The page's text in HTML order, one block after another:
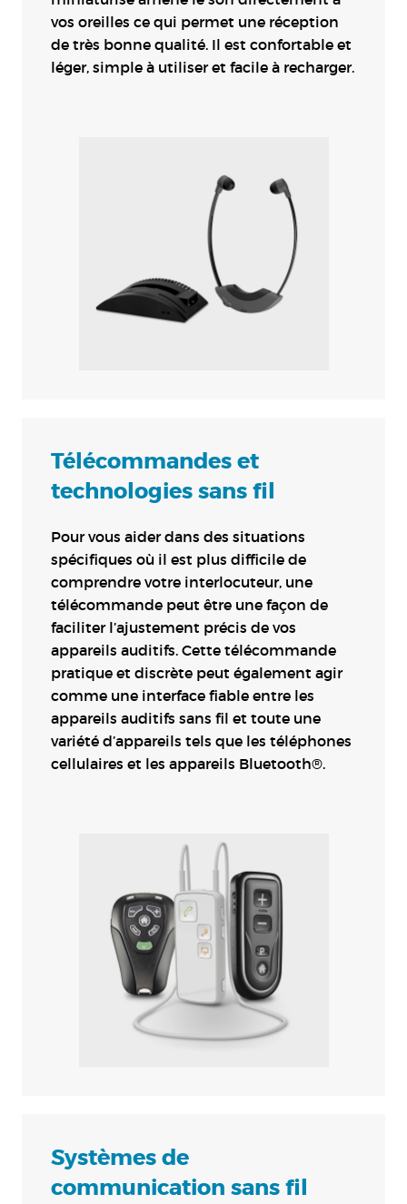
vos oreilles ce qui permet une réception
de très bonne qualité. Il est confortable et
léger, simple à utiliser et facile à recharger.
Télécommandes et
technologies sans fil
Pour vous aider dans des situations
spécifiques où il est plus difficile de
comprendre votre interlocuteur, une
télécommande peut être une façon de
faciliter l’ajustement précis de vos
appareils auditifs. Cette télécommande
pratique et discrète peut également agir
comme une interface fiable entre les
appareils auditifs sans fil et toute une
variété d’appareils tels que les téléphones
cellulaires et les appareils Bluetooth®.
Systèmes de
communication sans fil